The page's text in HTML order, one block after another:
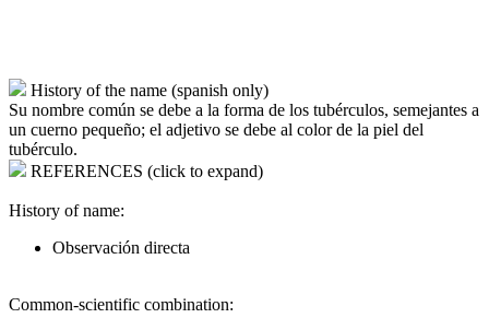
History of the name (spanish only)
Su nombre común se debe a la forma de los tubérculos, semejantes a
un cuerno pequeño; el adjetivo se debe al color de la piel del
tubérculo.
REFERENCES (click to expand)
History of name:
Observación directa
Common-scientific combination: